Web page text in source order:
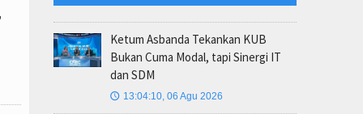
Ketum Asbanda Tekankan KUB
Bukan Cuma Modal, tapi Sinergi IT
dan SDM
🕔 13:04:10, 06 Agu 2026